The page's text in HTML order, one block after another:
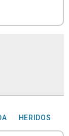
HERIDOS